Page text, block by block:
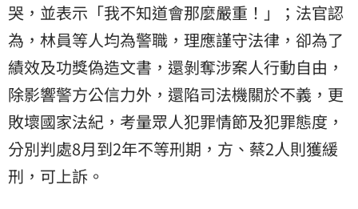
哭，並表示「我不知道會那麼嚴重！」；法官認
為，林員等人均為警職，理應謹守法律，卻為了
績效及功獎偽造文書，還剝奪涉案人行動自由，
除影響警方公信力外，還陷司法機關於不義，更
敗壞國家法紀，考量眾人犯罪情節及犯罪態度，
分別判處8月到2年不等刑期，方、蔡2人則獲緩
刑，可上訴。